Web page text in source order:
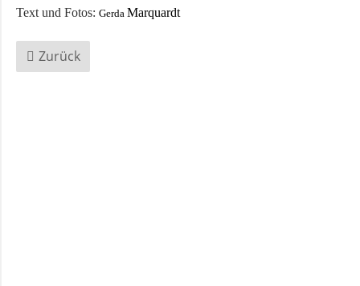
Gemeindebüro
Weinbergstiftung
Text und Fotos: Gerda Marquardt
Zurück